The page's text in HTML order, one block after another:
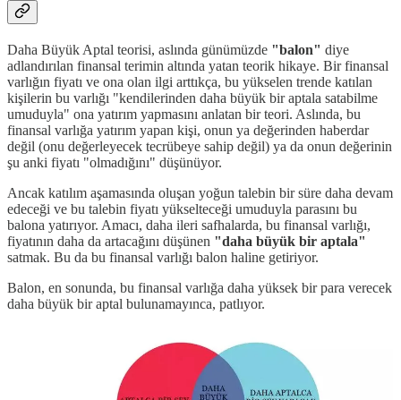
Daha Büyük Aptal teorisi, aslında günümüzde "balon" diye
adlandırılan finansal terimin altında yatan teorik hikaye. Bir finansal
varlığın fiyatı ve ona olan ilgi arttıkça, bu yükselen trende katılan
kişilerin bu varlığı "kendilerinden daha büyük bir aptala satabilme
umuduyla" ona yatırım yapmasını anlatan bir teori. Aslında, bu
finansal varlığa yatırım yapan kişi, onun ya değerinden haberdar
değil (onu değerleyecek tecrübeye sahip değil) ya da onun değerinin
şu anki fiyatı "olmadığını" düşünüyor.
Ancak katılım aşamasında oluşan yoğun talebin bir süre daha devam
edeceği ve bu talebin fiyatı yükselteceği umuduyla parasını bu
balona yatırıyor. Amacı, daha ileri safhalarda, bu finansal varlığı,
fiyatının daha da artacağını düşünen "daha büyük bir aptala"
satmak. Bu da bu finansal varlığı balon haline getiriyor.
Balon, en sonunda, bu finansal varlığa daha yüksek bir para verecek
daha büyük bir aptal bulunamayınca, patlıyor.